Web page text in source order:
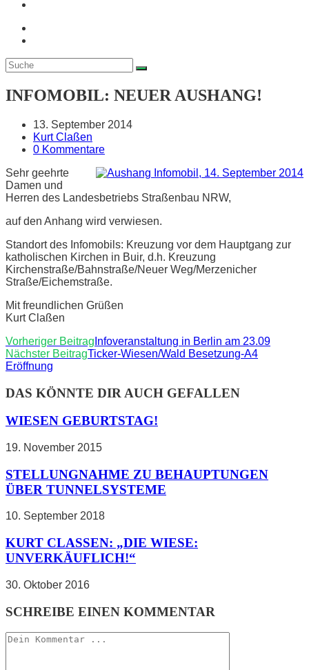
INFOMOBIL: NEUER AUSHANG!
Beitrag
veröffentlicht:
13. September 2014
Beitrags-
Kategorie:
Kurt Claßen
Beitrags-
0 Kommentare
Sehr geehrte
Damen und
Herren des Landesbetriebs Straßenbau NRW,
auf den Anhang wird verwiesen.
Standort des Infomobils: Kreuzung vor dem Hauptgang zur
katholischen Kirchen in Buir, d.h. Kreuzung
Kirchenstraße/Bahnstraße/Neuer Weg/Merzenicher
Straße/Eichemstraße.
Mit freundlichen Grüßen
Kurt Claßen
WEITERE
ARTIKEL
Vorheriger Beitrag Infoveranstaltung in Berlin am 23.09
Nächster BeitragTicker-Wiesen/Wald Besetzung-A4
Eröffnung
DAS KÖNNTE DIR AUCH GEFALLEN
WIESEN GEBURTSTAG!
19. November 2015
STELLUNGNAHME ZU BEHAUPTUNGEN
ÜBER TUNNELSYSTEME
10. September 2018
KURT CLASSEN: „DIE WIESE:
UNVERKÄUFLICH!“
30. Oktober 2016
SCHREIBE EINEN KOMMENTAR
Kommentieren